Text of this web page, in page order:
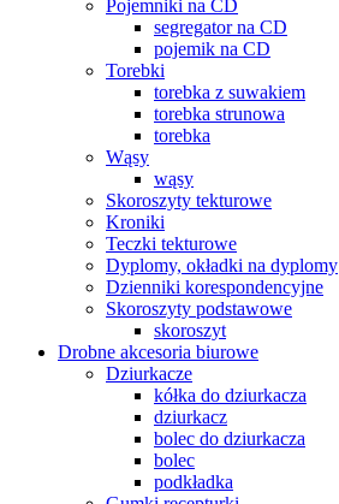
Pojemniki na CD
segregator na CD
pojemik na CD
Torebki
torebka z suwakiem
torebka strunowa
torebka
Wąsy
wąsy
Skoroszyty tekturowe
Kroniki
Teczki tekturowe
Dyplomy, okładki na dyplomy
Dzienniki korespondencyjne
Skoroszyty podstawowe
skoroszyt
Drobne akcesoria biurowe
Dziurkacze
kółka do dziurkacza
dziurkacz
bolec do dziurkacza
bolec
podkładka